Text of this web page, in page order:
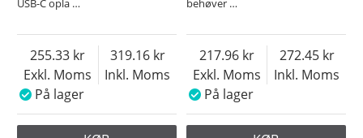
USB-C opla …
Exkl. Moms
255.33
Inkl. Moms
319.16
På lager
behøver …
Exkl. Moms
217.96
Inkl. Moms
272.45
På lager